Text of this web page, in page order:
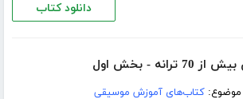
دانلود کتاب
- بخش اول
موضوع:کتاب‌های آموزش موسیقی